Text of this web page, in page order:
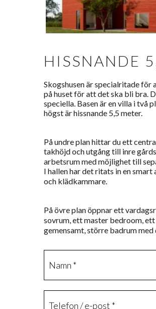
HISSNANDE
Skogshusen är specialritade
på huset för att det ska bli bra.
speciella. Basen är en villa i två
högst är hissnande 5,5 meter.
På undre plan hittar du ett
takhöjd och utgång till inre
arbetsrum med möjlighet till
I hallen har det ritats in en
och klädkammare.
På övre plan öppnar ett
sovrum, ett master bedroom,
gemensamt, större badrum med